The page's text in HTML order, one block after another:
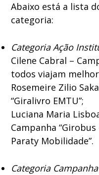
Abaixo está a lista
categoria:
Categoria Ação
Cilene Cabral –
todos viajam
Rosemeire Zilio
“Giralivro EMTU”;
Luciana Maria
Campanha
Paraty Mobilidade”.
Categoria